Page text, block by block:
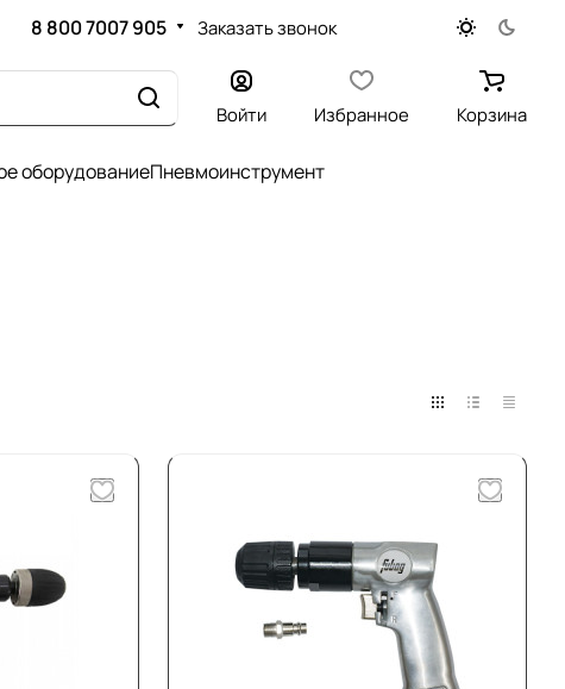
8 800 7007 905 Заказать звонок
Войти Избранное Корзина
оборудованиеПневмоинструмент